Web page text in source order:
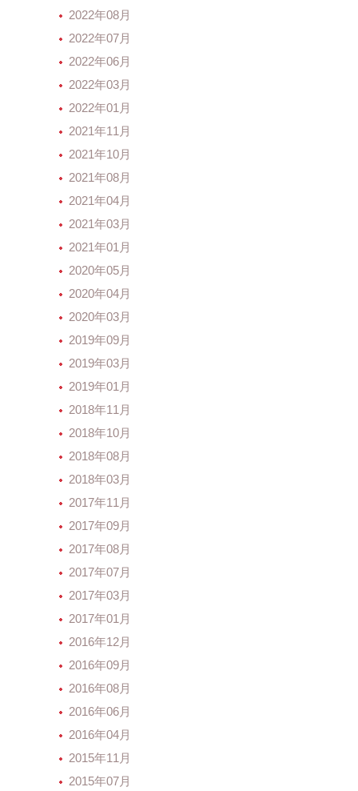
2022年08月
2022年07月
2022年06月
2022年03月
2022年01月
2021年11月
2021年10月
2021年08月
2021年04月
2021年03月
2021年01月
2020年05月
2020年04月
2020年03月
2019年09月
2019年03月
2019年01月
2018年11月
2018年10月
2018年08月
2018年03月
2017年11月
2017年09月
2017年08月
2017年07月
2017年03月
2017年01月
2016年12月
2016年09月
2016年08月
2016年06月
2016年04月
2015年11月
2015年07月